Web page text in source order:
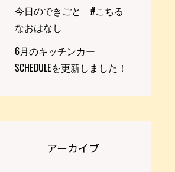
今日のできごと #こちる
なおはなし
6月のキッチンカー
SCHEDULEを更新しました！
アーカイブ